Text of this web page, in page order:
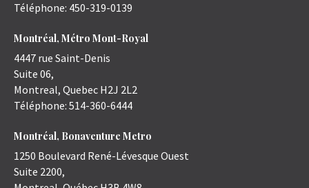
Téléphone: 450-319-0139
Montréal, Métro Mont-Royal
4447 rue Saint-Denis
Suite 06,
Montreal, Quebec H2J 2L2
Téléphone: 514-360-6444
Montréal, Bonaventure Metro
1250 Boulevard René-Lévesque Ouest
Suite 2200,